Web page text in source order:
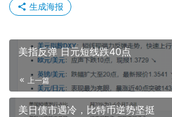
生成海报
美指反弹 日元短线跌40点
上一篇
美日债市遇冷，比特币逆势坚挺